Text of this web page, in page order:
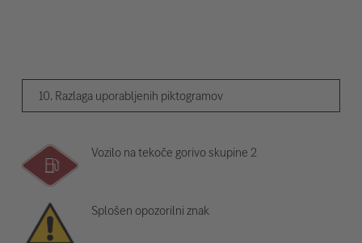
10. Razlaga uporabljenih piktogramov
Vozilo na tekoče gorivo skupine 2
Splošen opozorilni znak